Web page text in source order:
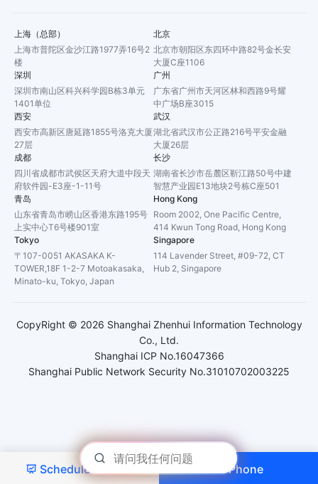
上海（总部）
上海市普陀区金沙江路1977弄16号2
楼
北京
北京市朝阳区东四环中路82号金长安
大厦C座1106
深圳
深圳市南山区科兴科学园B栋3单元
1401单位
广州
广东省广州市天河区林和西路9号耀
中广场B座3015
西安
西安市高新区唐延路1855号洛克大厦
27层
武汉
湖北省武汉市公正路216号平安金融
大厦26层
成都
四川省成都市武侯区天府大道中段天
府软件园-E3座-1-11号
长沙
湖南省长沙市岳麓区靳江路50号中建
智慧产业园E13地块2号栋C座501
青岛
山东省青岛市崂山区香港东路195号
上实中心T6号楼901室
Hong Kong
Room 2002, One Pacific Centre,
414 Kwun Tong Road, Hong Kong
Tokyo
〒107-0051 AKASAKA K-
TOWER,18F 1-2-7 Motoakasaka,
Minato-ku, Tokyo, Japan
Singapore
114 Lavender Street, #09-72, CT
Hub 2, Singapore
Shanghai ICP No.16047366
Shanghai Public Network Security No.31010702003225
CopyRight © 2026 Shanghai Zhenhui Information Technology
Co., Ltd.
Schedule a Demo Phone